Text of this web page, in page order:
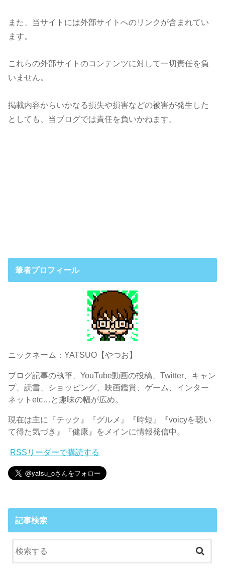
また、当サイトには外部サイトへのリンクが含まれてい
ます。
これらの外部サイトのコンテンツに対して一切責任を負
いません。
掲載内容からいかなる損失や損害などの被害が発生した
としても、当ブログでは責任を負いかねます。
筆者プロフィール
ニックネーム：YATSUO【やつお】
ブログ記事の執筆、YouTube動画の投稿、Twitter、キャン
プ、読書、ショッピング、映画鑑賞、ゲーム、インター
ネットetc…と趣味の幅が広め。
現在は主に『テック』『グルメ』『時短』『voicyを聴い
て得た気づき』『健康』をメインに情報発信中。
RSSリーダーで購読する
記事検索